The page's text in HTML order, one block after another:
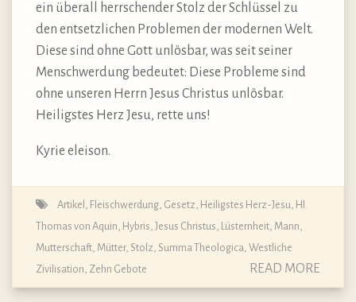
ein überall herrschender Stolz der Schlüssel zu
den entsetzlichen Problemen der modernen Welt.
Diese sind ohne Gott unlösbar, was seit seiner
Menschwerdung bedeutet: Diese Probleme sind
ohne unseren Herrn Jesus Christus unlösbar.
Heiligstes Herz Jesu, rette uns!
Kyrie eleison.
Artikel , Fleischwerdung, Gesetz, Heiligstes Herz-Jesu, Hl.
Thomas von Aquin, Hybris, Jesus Christus, Lüsternheit, Mann,
Mutterschaft, Mütter, Stolz, Summa Theologica, Westliche
Zivilisation, Zehn Gebote READ MORE